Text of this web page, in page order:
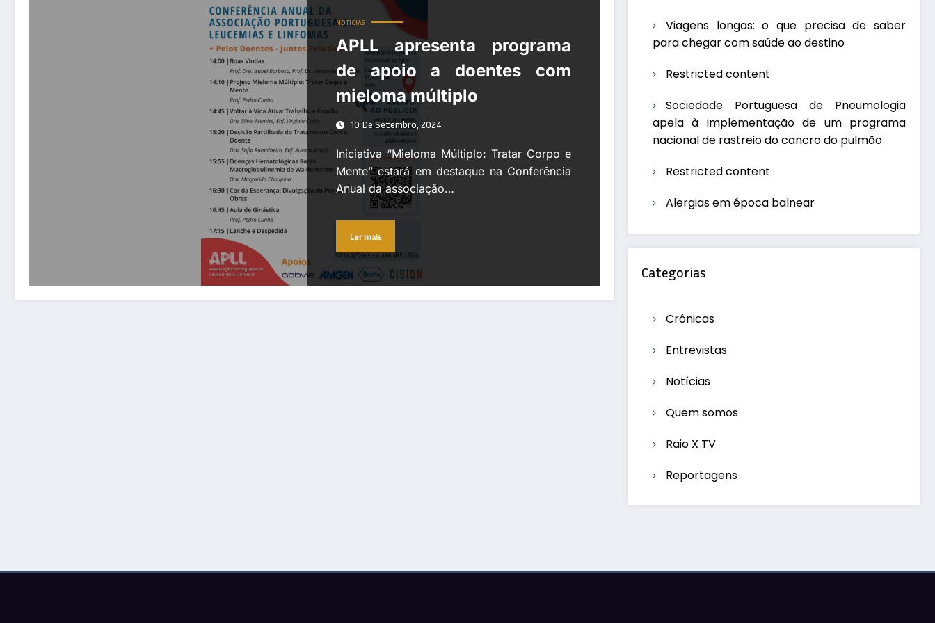
NOTÍCIAS
APLL apresenta programa
de apoio a doentes com
mieloma múltiplo
10 De Setembro, 2024
Iniciativa “Mieloma Múltiplo: Tratar Corpo e
Mente” estará em destaque na Conferência
Anual da associação…
Ler mais
Viagens longas: o que precisa de saber
para chegar com saúde ao destino
Restricted content
Sociedade Portuguesa de Pneumologia
apela à implementação de um programa
nacional de rastreio do cancro do pulmão
Restricted content
Alergias em época balnear
Categorias
Crónicas
Entrevistas
Notícias
Quem somos
Raio X TV
Reportagens